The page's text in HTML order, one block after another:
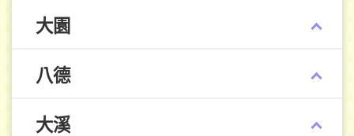
大園
八德
大溪